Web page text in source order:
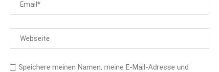
Speichere meinen Namen, meine E-Mail-Adresse und